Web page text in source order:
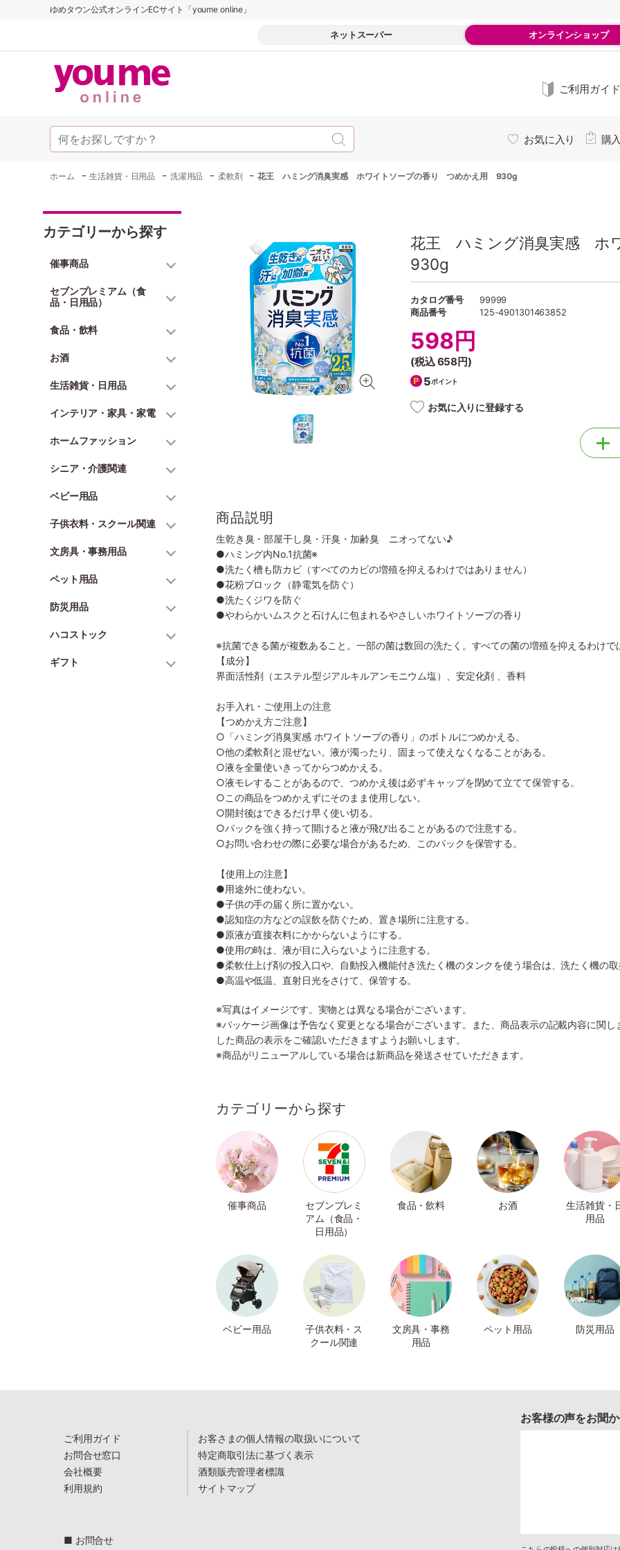
ゆめタウン公式オンラインECサイト「youme online」
ネットスーパー オンラインショップ
ご利用ガイド
お気に入り 購
ホーム -生活雑貨・日用品 - 洗濯用品 - 柔軟剤 -花王 ハミング消臭実感 ホワイトソープの香り つめかえ用 930g
カテゴリーから探す
催事商品
セブンプレミアム（食
品・日用品）
食品・飲料
お酒
生活雑貨・日用品
インテリア・家具・家電
ホームファッション
シニア・介護関連
ベビー用品
子供衣料・スクール関連
文房具・事務用品
ペット用品
防災用品
ハコストック
ギフト
花王 ハミング消臭実感 ホ
930g
カタログ番号
99999
商品番号
125-4901301463852
598円
(税込658円)
5ポイント
お気に入りに登録する
商品説明
生乾き臭・部屋干し臭・汗臭・加齢臭 ニオってない♪
●ハミング内No.1抗菌※
●洗たく槽も防カビ（すべてのカビの増殖を抑えるわけではありません）
●花粉ブロック（静電気を防ぐ）
●洗たくジワを防ぐ
●やわらかいムスクと石けんに包まれるやさしいホワイトソープの香り
※抗菌できる菌が複数あること。一部の菌は数回の洗たく。すべての菌の増殖を抑えるわけで
【成分】
界面活性剤（エステル型ジアルキルアンモニウム塩）、安定化剤 、香料
お手入れ・ご使用上の注意
【つめかえ方ご注意】
○「ハミング消臭実感 ホワイトソープの香り」のボトルにつめかえる。
○他の柔軟剤と混ぜない。液が濁ったり、固まって使えなくなることがある。
○液を全量使いきってからつめかえる。
○液モレすることがあるので、つめかえ後は必ずキャップを閉めて立てて保管する。
○この商品をつめかえずにそのまま使用しない。
○開封後はできるだけ早く使い切る。
○パックを強く持って開けると液が飛び出ることがあるので注意する。
○お問い合わせの際に必要な場合があるため、このパックを保管する。
【使用上の注意】
●用途外に使わない。
●子供の手の届く所に置かない。
●認知症の方などの誤飲を防ぐため、置き場所に注意する。
●原液が直接衣料にかからないようにする。
●使用の時は、液が目に入らないように注意する。
●柔軟仕上げ剤の投入口や、自動投入機能付き洗たく機のタンクを使う場合は、洗たく機の取
●高温や低温、直射日光をさけて、保管する。
※写真はイメージです。実物とは異なる場合がございます。
※パッケージ画像は予告なく変更となる場合がございます。また、商品表示の記載内容に関
した商品の表示をご確認いただきますようお願いします。
※商品がリニューアルしている場合は新商品を発送させていただきます。
カテゴリーから探す
催事商品
セブンプレミ
アム（食品・
日用品）
食品・飲料 お酒
生活雑貨・
用品
ベビー用品
子供衣料・ス
クール関連
文房具・事務
用品
ペット用品 防災用品
ご利用ガイド
お問合せ窓口
会社概要
利用規約
お客さまの個人情報の取扱いについて
特定商取引法に基づく表示
酒類販売管理者標識
サイトマップ
■ お問合せ
お客様の声をお聞